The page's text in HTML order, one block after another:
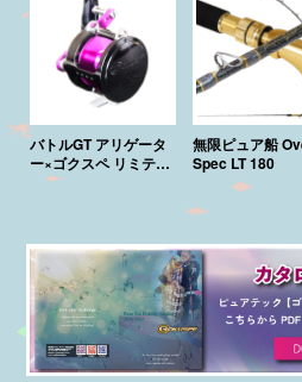
バトルGT アリゲータ
ー×ゴクスペ リミテッ
無限ピュア船
Spec LT 180